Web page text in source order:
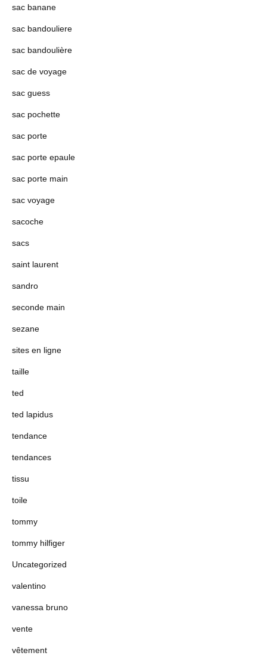
sac banane
sac bandouliere
sac bandoulière
sac de voyage
sac guess
sac pochette
sac porte
sac porte epaule
sac porte main
sac voyage
sacoche
sacs
saint laurent
sandro
seconde main
sezane
sites en ligne
taille
ted
ted lapidus
tendance
tendances
tissu
toile
tommy
tommy hilfiger
Uncategorized
valentino
vanessa bruno
vente
vêtement